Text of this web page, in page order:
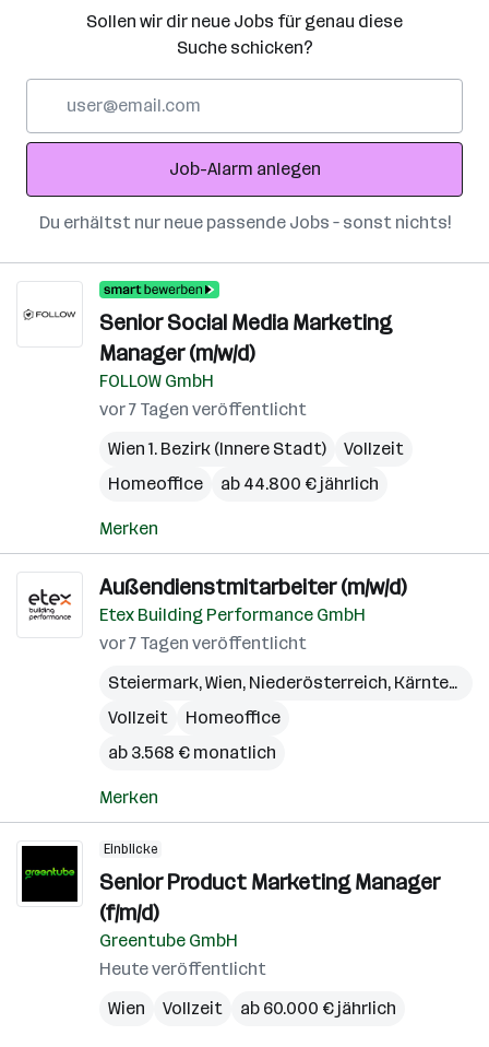
Sollen wir dir neue Jobs für genau diese
Suche schicken?
Adresse
Job-Alarm anlegen
Du erhältst nur neue passende Jobs – sonst nichts!
Senior Social Media Marketing
Manager (m/w/d)
FOLLOW GmbH
vor 7 Tagen veröffentlicht
Wien 1. Bezirk (Innere Stadt)
Vollzeit
Homeoffice
ab 44.800 € jährlich
Merken
Außendienstmitarbeiter (m/w/d)
Etex Building Performance GmbH
vor 7 Tagen veröffentlicht
Steiermark,Wien, Niederösterreich, Kärnten
Vollzeit
Homeoffice
ab 3.568 € monatlich
Merken
Einblicke
Senior Product Marketing Manager
(f/m/d)
Greentube GmbH
Heute veröffentlicht
Wien
Vollzeit ab 60.000 € jährlich